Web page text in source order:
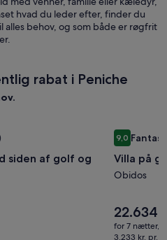
hvad du leder efter, finder du
alles behov, og som både er røgfrit
rabat i Peniche
siden af golf og
af golf og strand
for
Villa
på
9,09,0 ud af
Villa på
Obidos
Prisen
er
22.634 kr.
22.634
for 7 nætter, 1
3.233 kr. pr.
Villa på